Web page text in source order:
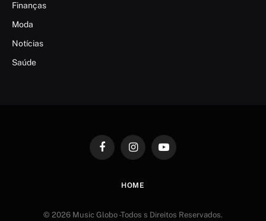
Finanças
Moda
Notícias
Saúde
FacebookInstagramYouTube
HOME
© 2026 Music Globo -Todos s Direitos Reservados.